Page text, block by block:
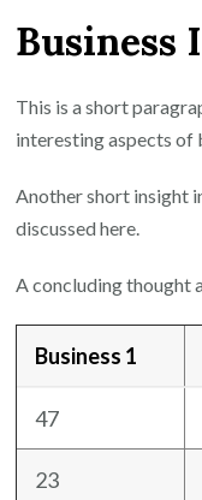
Business
This is a short
interesting aspects of
Another short insight
discussed here.
A concluding thought
Business 1
47
23